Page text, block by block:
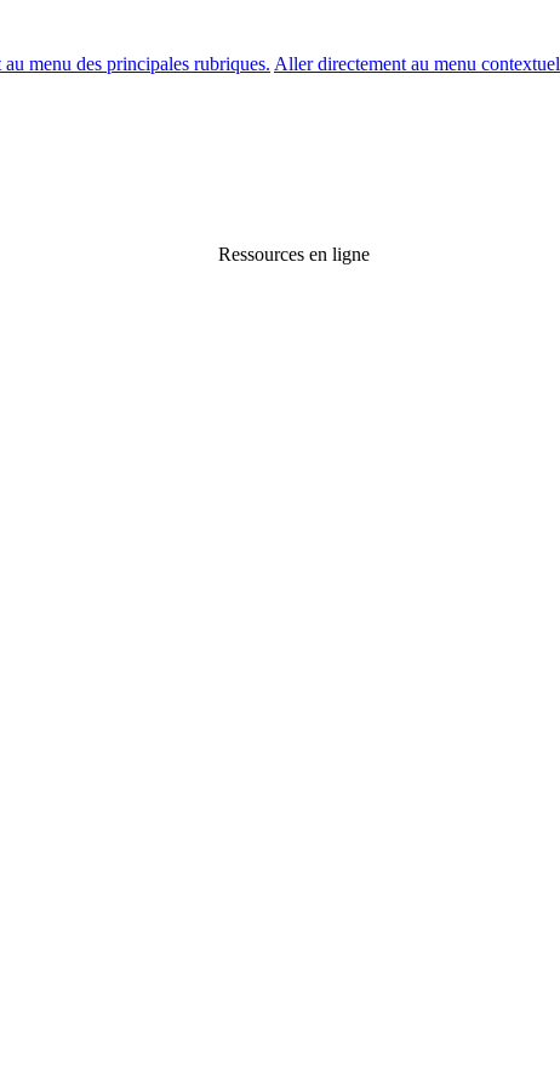
menu des principales rubriques. Aller directement au menu
Ressources en ligne